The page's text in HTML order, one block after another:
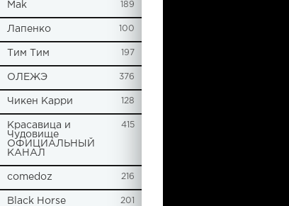
Mak 189
Лапенко 100
Tим Тим 197
ОЛЕЖЭ 376
Чикен Карри 128
Красавица и
Чудовище
ОФИЦИАЛЬНЫЙ
КАНАЛ
415
comedoz 216
Black Horse 201